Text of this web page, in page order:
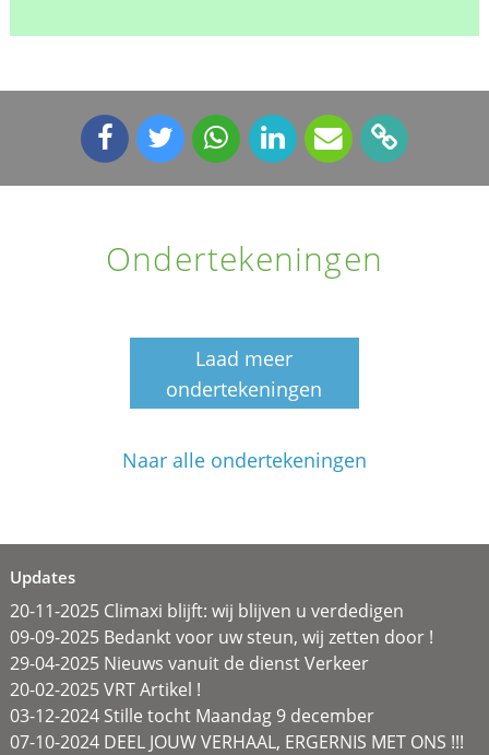
Ondertekeningen
Laad meer
ondertekeningen
Naar alle ondertekeningen
Updates
20-11-2025 Climaxi blijft: wij blijven u verdedigen
09-09-2025 Bedankt voor uw steun, wij zetten door !
29-04-2025 Nieuws vanuit de dienst Verkeer
20-02-2025 VRT Artikel !
03-12-2024 Stille tocht Maandag 9 december
07-10-2024 DEEL JOUW VERHAAL, ERGERNIS MET ONS !!!